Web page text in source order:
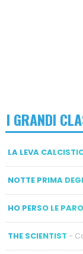
I GRANDI
LA LEVA
NOTTE PRIMA
HO PERSO LE
THE SCIENTIST -